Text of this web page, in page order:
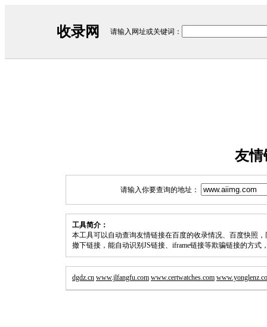
收录网 请输入网址或关键词：
友情
请输入你要查询的地址：
工具简介：
本工具可以自动查询友情链接在百度的收录情况、百度快照
撤下链接，能自动识别JS链接、iframe链接等欺骗链接的方式
dgdz.cn www.jlfangfu.com www.certwatches.com